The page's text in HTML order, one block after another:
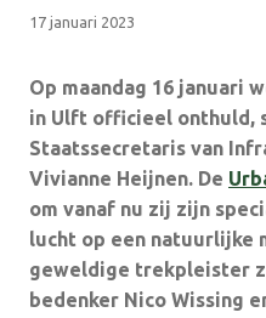
17 januari 2023
Op maandag 16 januari
in Ulft officieel onthuld,
Staatssecretaris van
Vivianne Heijnen. De
om vanaf nu zij zijn
lucht op een natuurlijke
geweldige trekpleister
bedenker Nico Wissing